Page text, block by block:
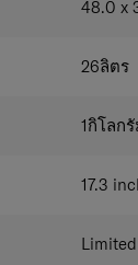
48.0 x
26ลิตร
1กิโลก
17.3